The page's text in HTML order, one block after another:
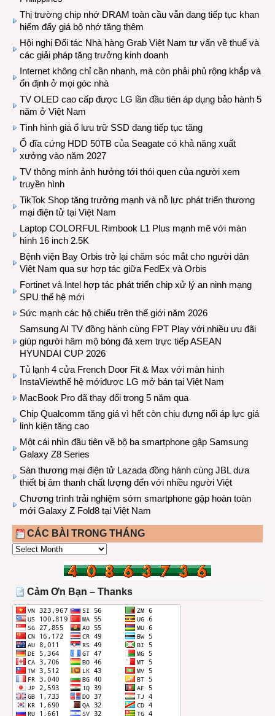
Thị trường chip nhớ DRAM toàn cầu vẫn đang tiếp tục khan
hiếm đẩy giá bộ nhớ tăng thêm
Hội nghị Đối tác Nhà hàng Grab Việt Nam tư vấn về thuế và
các giải pháp tăng trưởng kinh doanh
Internet không chỉ cần nhanh, mà còn phải phủ rộng khắp và
ổn định ở mọi góc nhà
TV OLED cao cấp được LG lần đầu tiên áp dụng bảo hành 5
năm ở Việt Nam
Tình hình giá ổ lưu trữ SSD đang tiếp tục tăng
Ổ đĩa cứng HDD 50TB của Seagate có khả năng xuất
xưởng vào năm 2027
TV thông minh ảnh hưởng tới thói quen của người xem
truyền hình
TikTok Shop tăng trưởng mạnh và nỗ lực phát triển thương
mại điện tử tại Việt Nam
Laptop COLORFUL Rimbook L1 Plus mạnh mẽ với màn
hình 16 inch 2.5K
Bệnh viện Bay Orbis trở lại chăm sóc mắt cho người dân
Việt Nam qua sự hợp tác giữa FedEx và Orbis
Fortinet và Intel hợp tác phát triển chip xử lý an ninh mạng
SPU thế hệ mới
Sức mạnh các hộ chiếu trên thế giới năm 2026
Samsung AI TV đồng hành cùng FPT Play với nhiều ưu đãi
giúp người hâm mộ bóng đá xem trực tiếp ASEAN
HYUNDAI CUP 2026
Tủ lạnh 4 cửa French Door Fit & Max với màn hình
InstaViewthế hệ mớiđược LG mở bán tại Việt Nam
MacBook Pro đã thay đổi trong 5 năm qua
Chip Qualcomm tăng giá vì hết còn chịu đựng nổi áp lực giá
linh kiện tăng cao
Một cái nhìn đầu tiên về bộ ba smartphone gập Samsung
Galaxy Z8 Series
Sàn thương mại điện tử Lazada đồng hành cùng JBL dưa
thiết bị âm thanh chất lượng đến với nhiều người Việt
Chương trình trải nghiệm sớm smartphone gập hoàn toàn
mới Galaxy Z Fold8 tại Việt Nam
CÁC BÀI TRONG THÁNG
CÁC
THÁNG
Cảm Ơn Bạn – Thanks